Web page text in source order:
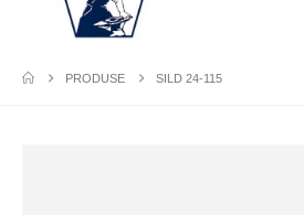
PRODUSE SILD 24-115